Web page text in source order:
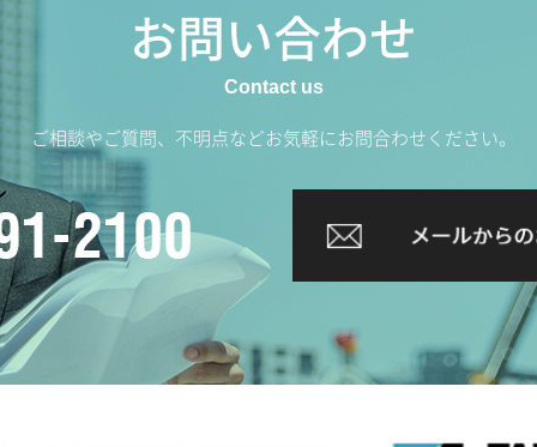
お問い合わせ
ご相談やご質問、不明点などお気軽にお問合わせください。